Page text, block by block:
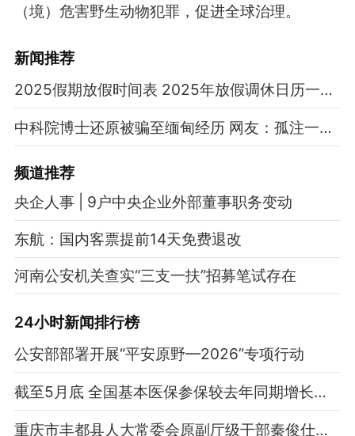
（境）危害野生动物犯罪，促进全球治理。
新闻推荐
2025假期放假时间表 2025年放假调休日历一览表
中科院博士还原被骗至缅甸经历 网友：孤注一掷现实版
频道推荐
央企人事 | 9户中央企业外部董事职务变动
东航：国内客票提前14天免费退改
河南公安机关查实“三支一扶”招募笔试存在
24小时新闻排行榜
公安部部署开展“平安原野—2026”专项行动
截至5月底 全国基本医保参保较去年同期增长超400万人
重庆市丰都县人大常委会原副厅级干部秦俊仕被开除党籍